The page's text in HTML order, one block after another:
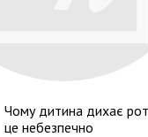
Чому дитина дихає
це небезпечно